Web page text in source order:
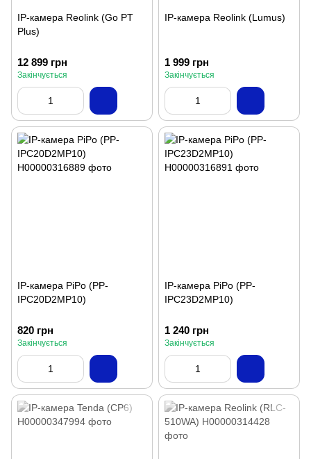
IP-камера Reolink (Go PT
Plus)
12 899 грн
Закінчується
IP-камера Reolink (Lumus)
1 999 грн
Закінчується
IP-камера PiPo (PP-
IPC20D2MP10)
820 грн
Закінчується
IP-камера PiPo (PP-
IPC23D2MP10)
1 240 грн
Закінчується